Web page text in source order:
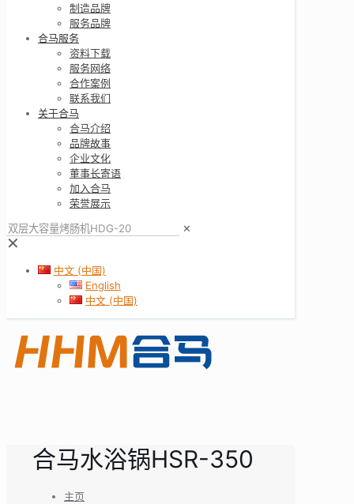
制造品牌
服务品牌
合马服务
资料下载
服务网络
合作案例
联系我们
关于合马
合马介绍
品牌故事
企业文化
董事长寄语
加入合马
荣誉展示
✕
✕
中文 (中国)
English
中文 (中国)
合马水浴锅HSR-350
主页